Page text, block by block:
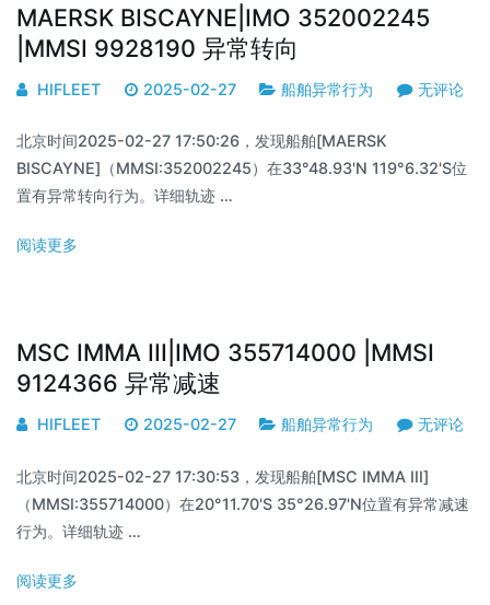
MAERSK BISCAYNE|IMO 352002245
|MMSI 9928190 异常转向
HIFLEET 2025-02-27 船舶异常行为 无评论
北京时间2025-02-27 17:50:26，发现船舶[MAERSK
BISCAYNE]（MMSI:352002245）在33°48.93'N 119°6.32'S位
置有异常转向行为。详细轨迹 …
阅读更多
MSC IMMA III|IMO 355714000 |MMSI
9124366 异常减速
HIFLEET 2025-02-27 船舶异常行为 无评论
北京时间2025-02-27 17:30:53，发现船舶[MSC IMMA III]
（MMSI:355714000）在20°11.70'S 35°26.97'N位置有异常减速
行为。详细轨迹 …
阅读更多